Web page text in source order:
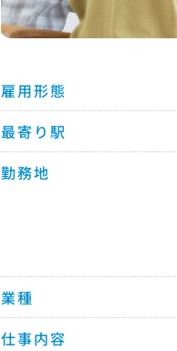
雇用形態
最寄り駅
勤務地
業種
仕事内容